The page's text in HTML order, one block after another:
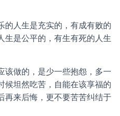
的人生是充实的，有成有败的
生是公平的，有生有死的人生
该做的，是少一些抱怨，多一
候坦然吃苦，自能在该享福的
再来后悔，更不要苦苦纠结于